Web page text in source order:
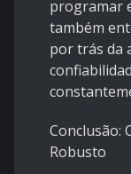
programar
também
por trás da
Conclusão:
Robusto